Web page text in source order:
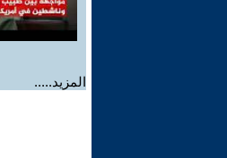
المزيد.....